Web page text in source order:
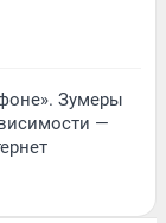
Зумеры
—